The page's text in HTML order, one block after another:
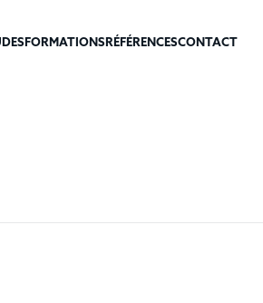
FORMATIONS RÉFÉRENCESCONTACT